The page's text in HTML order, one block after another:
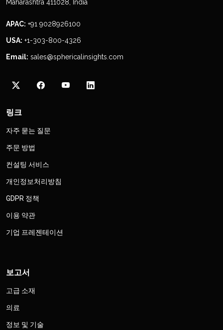
Maharashtra 411028, India
APAC: +91 9028926100
USA: +1-303-800-4326
Email: sales@sphericalinsights.com
링크
자주 묻는 질문
주문 방법
컨설팅 서비스
개인정보처리방침
GDPR 정책
이용 약관
기업 프레젠테이션
보고서
고급 소재
의료
정보 및 기술